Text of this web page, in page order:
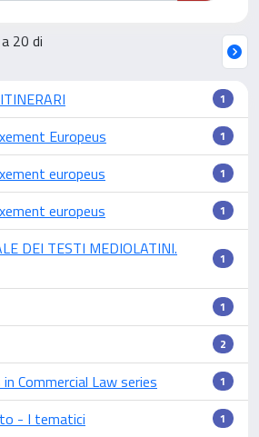
20 di
1
Europeus 1
europeus 1
europeus 1
DEI TESTI MEDIOLATINI.
1
1
2
Commercial Law series 1
- I tematici 1